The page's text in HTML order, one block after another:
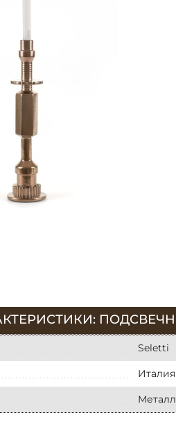
ПОДСВЕЧНИК
Seletti
Италия
Металл